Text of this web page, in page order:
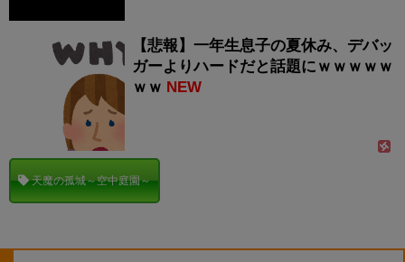
【悲報】一年生息子の夏休み、デバッ
ガーよりハードだと話題にｗｗｗｗｗ
ｗｗ NEW
天魔の孤城～空中庭園～